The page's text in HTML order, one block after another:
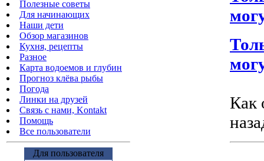
Полезные советы
Для начинающих
Наши дети
Обзор магазинов
Кухня, рецепты
Разное
Карта водоемов и глубин
Прогноз клёва рыбы
Погода
Линки на друзей
Связь с нами, Kontakt
Помощь
Все пользователи
Для пользователя
Как